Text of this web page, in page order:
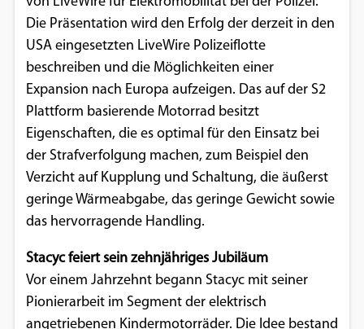
Die Präsentation wird den Erfolg der derzeit in den
USA eingesetzten LiveWire Polizeiflotte
beschreiben und die Möglichkeiten einer
Expansion nach Europa aufzeigen. Das auf der S2
Plattform basierende Motorrad besitzt
Eigenschaften, die es optimal für den Einsatz bei
der Strafverfolgung machen, zum Beispiel den
Verzicht auf Kupplung und Schaltung, die äußerst
geringe Wärmeabgabe, das geringe Gewicht sowie
das hervorragende Handling.
Stacyc feiert sein zehnjähriges Jubiläum
Vor einem Jahrzehnt begann Stacyc mit seiner
Pionierarbeit im Segment der elektrisch
angetriebenen Kindermotorräder. Die Idee bestand